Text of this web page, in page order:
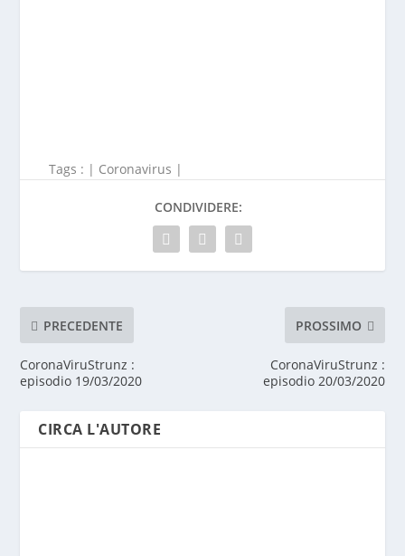
Tags : | Coronavirus |
CONDIVIDERE:
PRECEDENTE
CoronaViruStrunz :
episodio 19/03/2020
PROSSIMO
CoronaViruStrunz :
episodio 20/03/2020
CIRCA L'AUTORE